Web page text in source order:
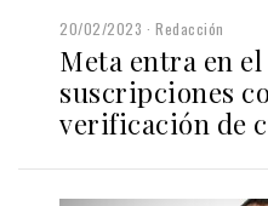
20/02/2023 Redacción
Meta entra en
suscripciones
verificación de